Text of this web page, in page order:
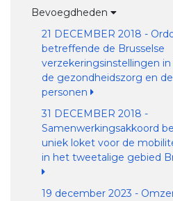
Bevoegdheden
21 DECEMBER 2018 -
betreffende de Brusselse
verzekeringsinstellingen
de gezondheidszorg en
personen
31 DECEMBER 2018 -
Samenwerkingsakkoord
uniek loket voor de
in het tweetalige gebied
19 december 2023 -